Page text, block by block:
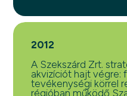
2012
A Szekszárd Zrt.
akvizíciót hajt végre:
tevékenységi körrel
régióban működő